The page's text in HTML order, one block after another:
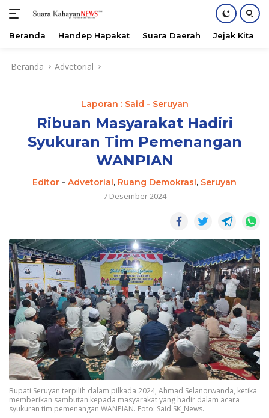
Beranda Handep Hapakat Suara Daerah Jejak Kita
Beranda Advetorial
Laporan : Said - Seruyan
Ribuan Masyarakat Hadiri
Syukuran Tim Pemenangan
WANPIAN
Editor - Advetorial, Ruang Demokrasi, Seruyan
7 Desember 2024
Bupati Seruyan terpilih dalam pilkada 2024, Ahmad Selanorwanda, ketika
memberikan sambutan kepada masyarakat yang hadir dalam acara
syukuran tim pemenangan WANPIAN. Foto: Said SK_News.